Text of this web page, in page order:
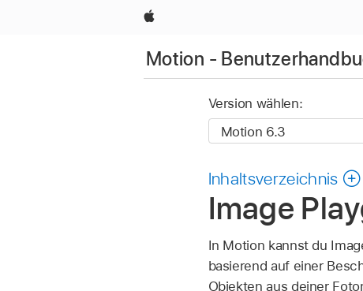
Apple
Motion -
Version wählen:
Inhaltsverzeichnis
Image
In Motion kannst du
basierend auf einer
Objekten aus deiner